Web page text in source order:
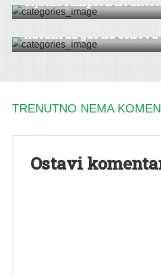
VESTI|RUMA
Računi za gas na
TRENUTNO NEMA
Ostavi